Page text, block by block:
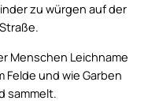
zu würgen auf der
Menschen Leichname
Felde und wie Garben
sammelt.